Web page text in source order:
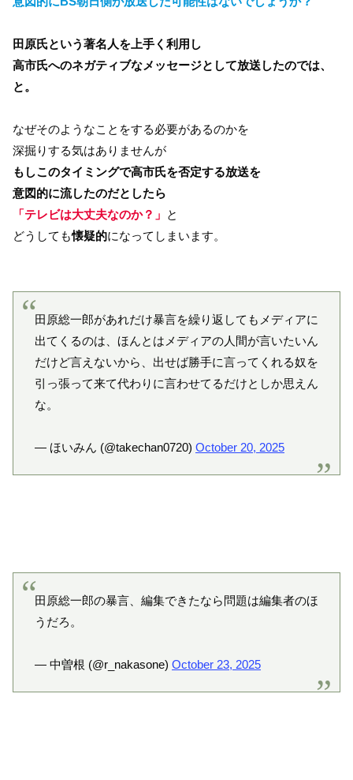
田原氏という著名人を上手く利用し
高市氏へのネガティブなメッセージとして放送したのでは、
と。
なぜそのようなことをする必要があるのかを
深掘りする気はありませんが
もしこのタイミングで高市氏を否定する放送を
意図的に流したのだとしたら
「テレビは大丈夫なのか？」 と
どうしても懐疑的になってしまいます。
田原総一郎があれだけ暴言を繰り返してもメディアに
出てくるのは、ほんとはメディアの人間が言いたいん
だけど言えないから、出せば勝手に言ってくれる奴を
引っ張って来て代わりに言わせてるだけとしか思えん
な。
— ほいみん (@takechan0720) October 20, 2025
田原総一郎の暴言、編集できたなら問題は編集者のほ
うだろ。
— 中曽根 (@r_nakasone) October 23, 2025